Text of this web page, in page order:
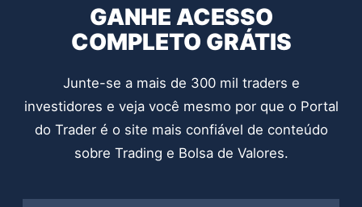
GANHE ACESSO
COMPLETO GRÁTIS
Junte-se a mais de 300 mil traders e
investidores e veja você mesmo por que o Portal
do Trader é o site mais confiável de conteúdo
sobre Trading e Bolsa de Valores.